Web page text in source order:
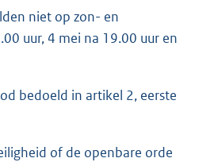
niet op zon- en
uur, 4 mei na 19.00 uur en
bedoeld in artikel 2, eerste
of de openbare orde